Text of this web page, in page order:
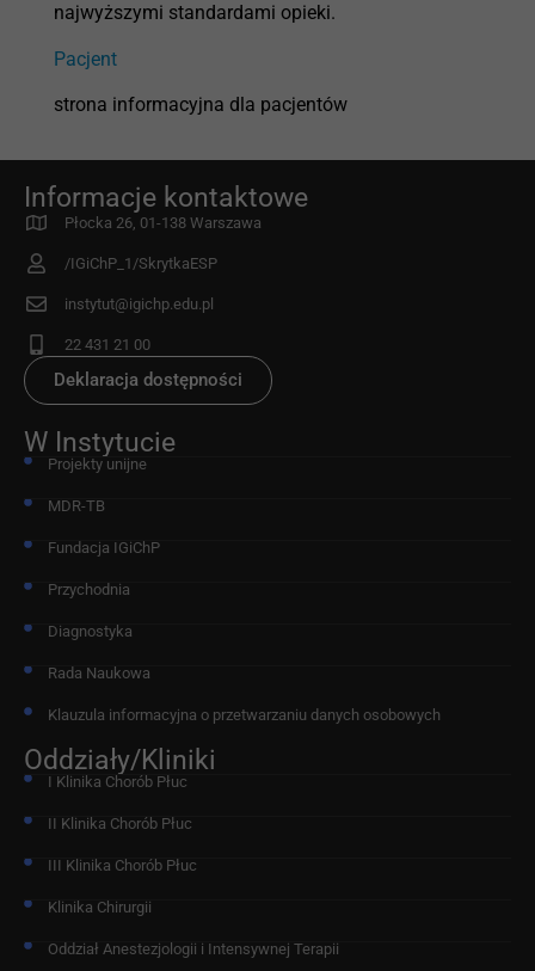
najwyższymi standardami opieki.
Pacjent
strona informacyjna dla pacjentów
Informacje kontaktowe
Płocka 26, 01-138 Warszawa
/IGiChP_1/SkrytkaESP
instytut@igichp.edu.pl
22 431 21 00
Deklaracja dostępności
W Instytucie
Projekty unijne
MDR-TB
Fundacja IGiChP
Przychodnia
Diagnostyka
Rada Naukowa
Klauzula informacyjna o przetwarzaniu danych osobowych
Oddziały/Kliniki
I Klinika Chorób Płuc
II Klinika Chorób Płuc
III Klinika Chorób Płuc
Klinika Chirurgii
Oddział Anestezjologii i Intensywnej Terapii